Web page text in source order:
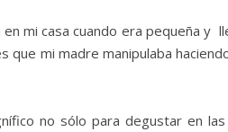
mi casa cuando era pequeña y
mi madre manipulaba
no sólo para degustar en las